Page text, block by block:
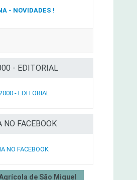
- NOVIDADES !
- EDITORIAL
FACEBOOK
de São Miguel